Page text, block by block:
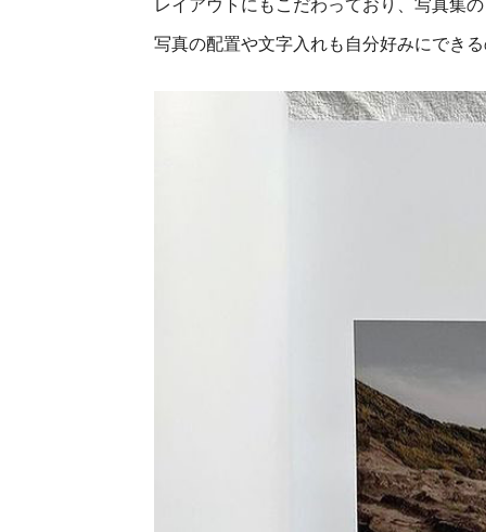
写真の配置や文字入れも自分好みにでき